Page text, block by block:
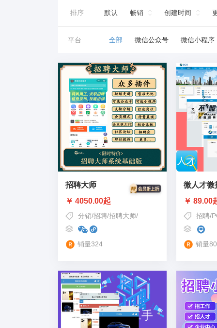
排序 默认 畅销 创建时间
平台 全部 微信公众号 微信小程序
招聘大师
￥ 4050.00起
分销/招聘/招聘大师/
销量324
微人才
￥ 89.00
招聘/
销量